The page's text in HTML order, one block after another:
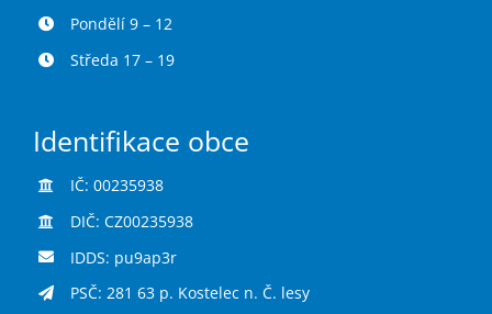
Pondělí 9 – 12
Středa 17 – 19
Identifikace obce
IČ: 00235938
DIČ: CZ00235938
IDDS: pu9ap3r
PSČ: 281 63 p. Kostelec n. Č. lesy